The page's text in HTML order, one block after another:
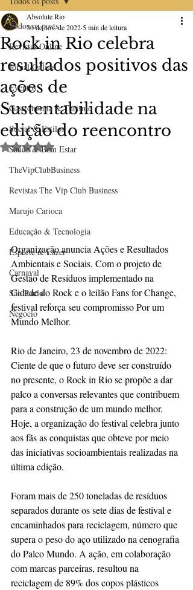
Todos os posts
Revistas Online
Jornal Online
Eventos
Gastronomia & Turismo
Social & Estilos
Saúde & Bem Estar
TheVipClubBusiness
Revistas The Vip Club Business
Marujo Carioca
Educação & Tecnologia
Esporte & Lazer
Carnaval
São Paulo
Negocio
Rock in Rio celebra
resultados positivos das
ações de
Sustentabilidade na
edição do reencontro
Absolute Rio
30 de nov. de 2022 5 min de leitura
Avaliado com NaN de 5 estrelas.
Organização anuncia Ações e Resultados
Ambientais e Sociais. Com o projeto de
Gestão de Resíduos implementado na
Cidade do Rock e o leilão Fans for Change,
festival reforça seu compromisso Por um
Mundo Melhor.
Rio de Janeiro, 23 de novembro de 2022:
Ciente de que o futuro deve ser construído
no presente, o Rock in Rio se propõe a dar
palco a conversas relevantes que contribuem
para a construção de um mundo melhor.
Hoje, a organização do festival celebra junto
aos fãs as conquistas que obteve por meio
das iniciativas socioambientais realizadas na
última edição.
Foram mais de 250 toneladas de resíduos
separados durante os sete dias de festival e
encaminhados para reciclagem, número que
supera o peso do aço utilizado na cenografia
do Palco Mundo. A ação, em colaboração
com marcas parceiras, resultou na
reciclagem de 89% dos copos plásticos